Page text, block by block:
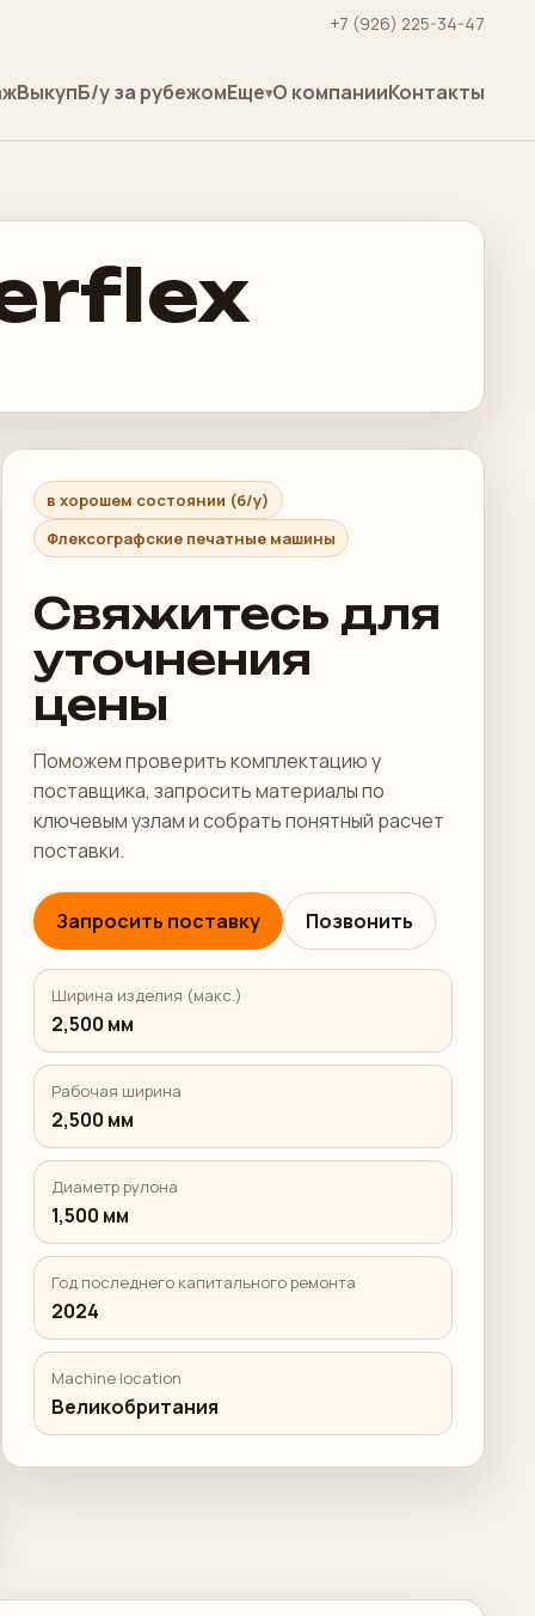
+7 (926) 225-34-47
ВыкупБ/у за рубежомЕще О компанииКонтакты
в хорошем состоянии (б/у)
Флексографские печатные машины
Свяжитесь для
уточнения
цены
Поможем проверить комплектацию у
поставщика, запросить материалы по
ключевым узлам и собрать понятный расчет
поставки.
Запросить поставку Позвонить
Ширина изделия (макс.)
2,500 мм
Рабочая ширина
2,500 мм
Диаметр рулона
1,500 мм
Год последнего капитального ремонта
2024
Machine location
Великобритания